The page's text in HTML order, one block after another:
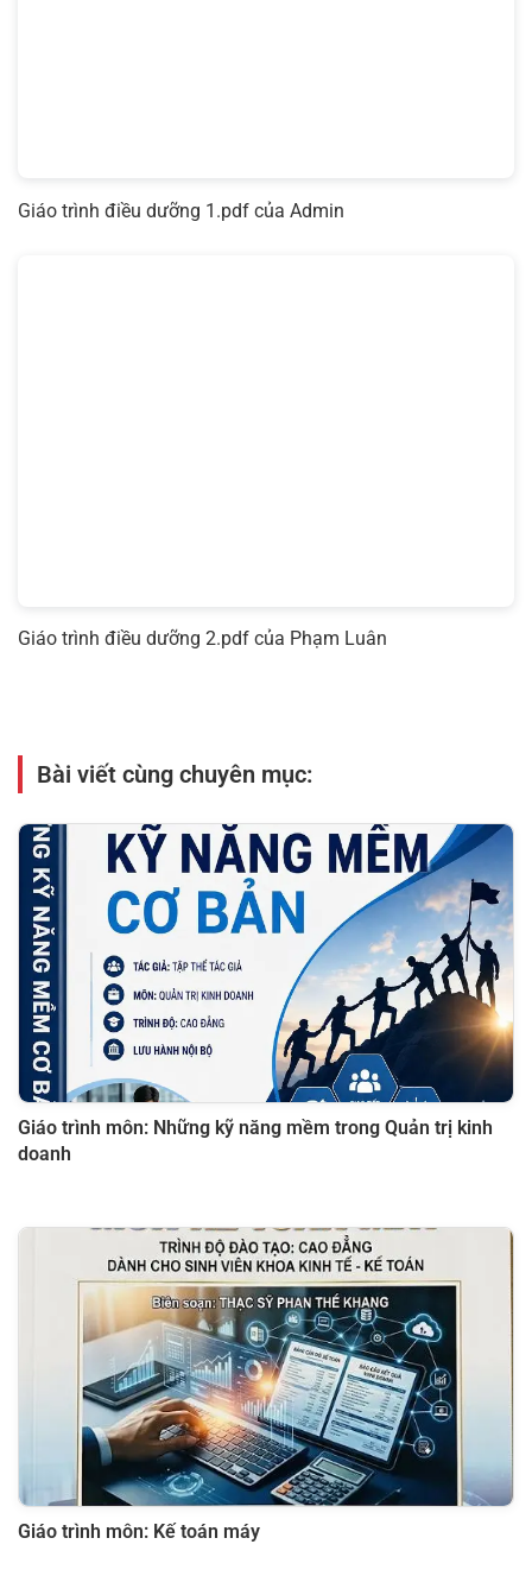
Giáo trình điều dưỡng 1.pdf của Admin
Giáo trình điều dưỡng 2.pdf của Phạm Luân
Bài viết cùng chuyên mục:
Giáo trình môn: Những kỹ năng mềm trong Quản trị kinh
doanh
Giáo trình môn: Kế toán máy